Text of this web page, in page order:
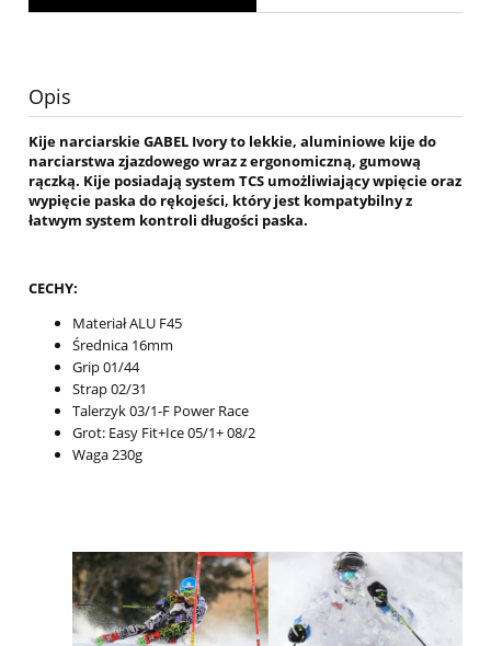
Opis
Kije narciarskie GABEL Ivory to lekkie, aluminiowe kije do
narciarstwa zjazdowego wraz z ergonomiczną, gumową
rączką. Kije posiadają system TCS umożliwiający wpięcie oraz
wypięcie paska do rękojeści, który jest kompatybilny z
łatwym system kontroli długości paska.
CECHY:
Materiał ALU F45
Średnica 16mm
Grip 01/44
Strap 02/31
Talerzyk 03/1-F Power Race
Grot: Easy Fit+Ice 05/1+ 08/2
Waga 230g